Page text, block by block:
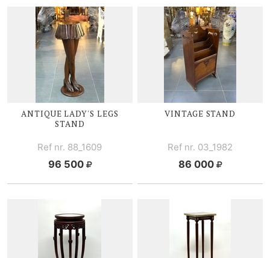
ANTIQUE LADY'S LEGS
STAND
Ref nr. 88_1609
96 500
VINTAGE STAND
Ref nr. 03_1982
86 000